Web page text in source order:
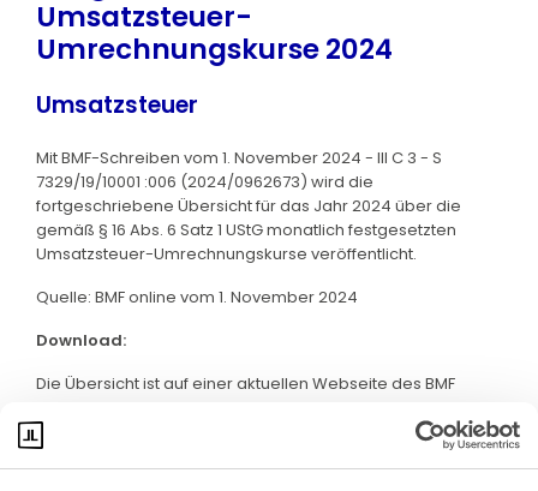
Umsatzsteuer-
Umrechnungskurse 2024
Umsatzsteuer
Mit BMF-Schreiben vom 1. November 2024 - III C 3 - S
7329/19/10001 :006 (2024/0962673) wird die
fortgeschriebene Übersicht für das Jahr 2024 über die
gemäß § 16 Abs. 6 Satz 1 UStG monatlich festgesetzten
Umsatzsteuer-Umrechnungskurse veröffentlicht.
Quelle: BMF online vom 1. November 2024
Download:
Die Übersicht ist auf einer aktuellen Webseite des BMF